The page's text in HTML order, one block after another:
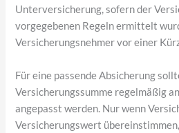
Unterversicherung, sofern der
vorgegebenen Regeln ermittelt
Versicherungsnehmer vor einer
Für eine passende Absicherung
Versicherungssumme regelmäßig
angepasst werden. Nur wenn
Versicherungswert